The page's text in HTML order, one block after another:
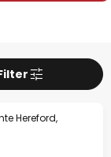
Hereford,